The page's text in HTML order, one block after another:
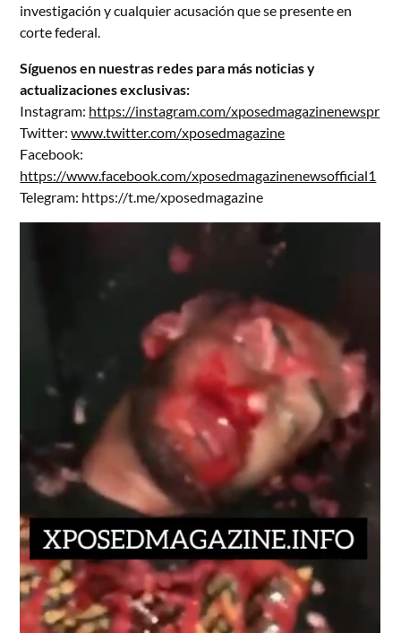
investigación y cualquier acusación que se presente en
corte federal.
Síguenos en nuestras redes para más noticias y
actualizaciones exclusivas:
Instagram: https://instagram.com/xposedmagazinenewspr
Twitter:www.twitter.com/xposedmagazine
Facebook:
https://www.facebook.com/xposedmagazinenewsofficial1
Telegram: https://t.me/xposedmagazine